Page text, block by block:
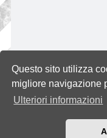
Questo sito utilizza
migliore navigazione
Ulteriori informazioni